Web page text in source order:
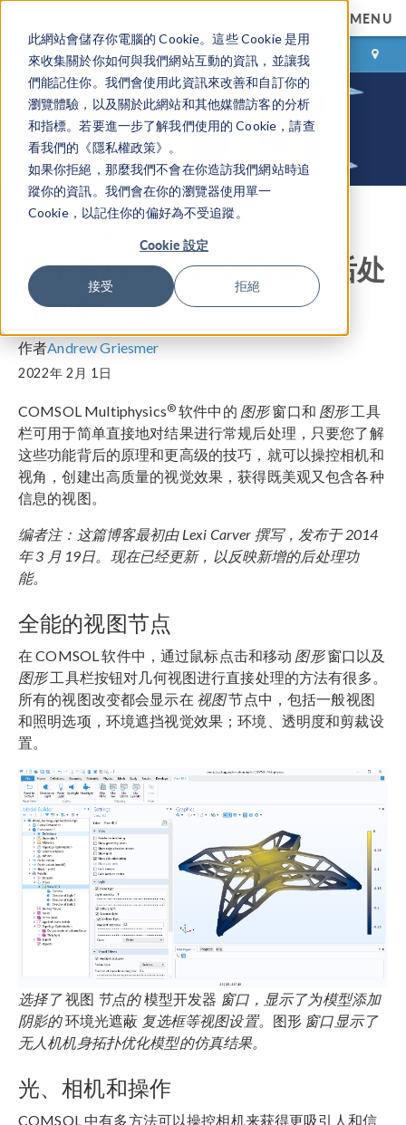
此網站會儲存你電腦的 Cookie。這些 Cookie 是用
來收集關於你如何與我們網站互動的資訊，並讓我
們能記住你。我們會使用此資訊來改善和自訂你的
瀏覽體驗，以及關於此網站和其他媒體訪客的分析
和指標。若要進一步了解我們使用的 Cookie，請查
看我們的《隱私權政策》。
如果你拒絕，那麼我們不會在你造訪我們網站時追
蹤你的資訊。我們會在你的瀏覽器使用單一
Cookie，以記住你的偏好為不受追蹤。
Cookie 設定
接受 拒絕
MENU
登录 咨询与购买
图形窗口：高效又美观的后处
理功能
作者Andrew Griesmer
2022年 2月 1日
COMSOL Multiphysics® 软件中的 图形窗口和 图形工具
栏可用于简单直接地对结果进行常规后处理，只要您了解
这些功能背后的原理和更高级的技巧，就可以操控相机和
视角，创建出高质量的视觉效果，获得既美观又包含各种
信息的视图。
编者注：这篇博客最初由 Lexi Carver 撰写，发布于 2014
年3 月 19日。现在已经更新，以反映新增的后处理功
能。
全能的视图节点
在 COMSOL 软件中，通过鼠标点击和移动 图形窗口以及
图形工具栏按钮对几何视图进行直接处理的方法有很多。
所有的视图改变都会显示在 视图节点中，包括一般视图
和照明选项，环境遮挡视觉效果；环境、透明度和剪裁设
置。
选择了视图 节点的模型开发器 窗口，显示了为模型添加
阴影的环境光遮蔽 复选框等视图设置。 图形 窗口显示了
无人机机身拓扑优化模型的仿真结果。
光、相机和操作
COMSOL 中有多方法可以操控相机来获得更吸引人和信